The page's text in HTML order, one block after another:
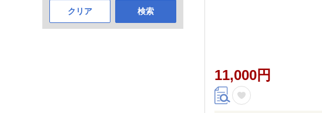
クリア 検索
11,000円